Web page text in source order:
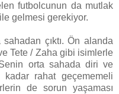
futbolcunun da mutlak
gelmesi gerekiyor.
çıktı. Ön alanda
Tete / Zaha gibi isimlerle
orta sahada diri ve
rahat geçememeli
de sorun yaşaması